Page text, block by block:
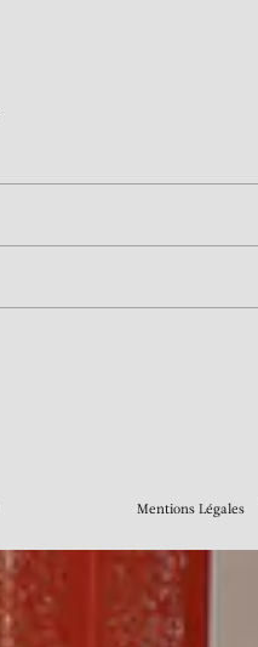
Mentions Légales